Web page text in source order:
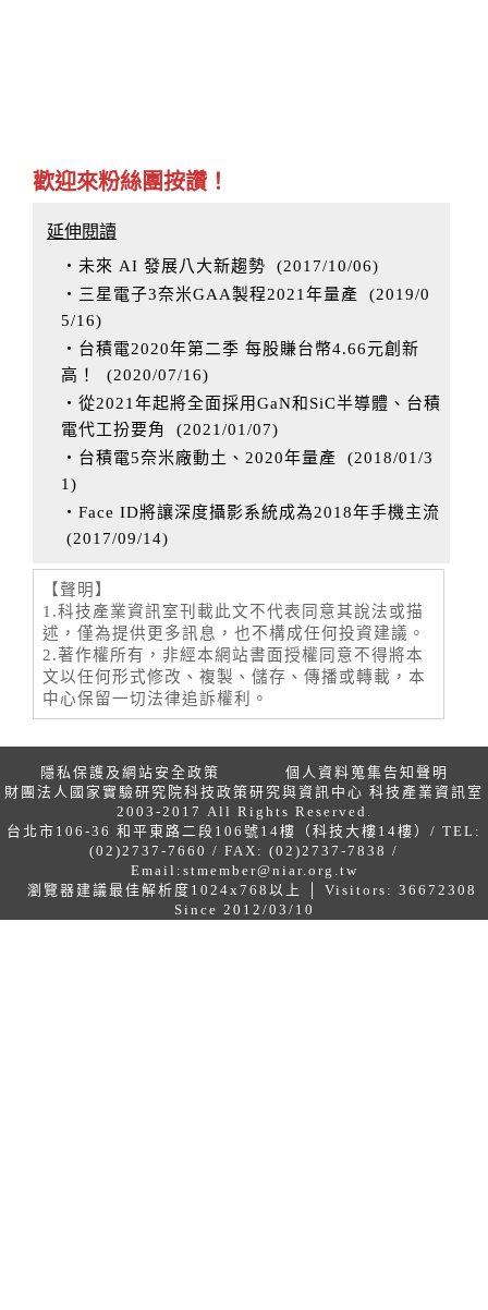
歡迎來粉絲團按讚！
延伸閱讀
‧未來 AI 發展八大新趨勢 (2017/10/06)
‧三星電子3奈米GAA製程2021年量產 (2019/0
5/16)
‧台積電2020年第二季 每股賺台幣4.66元創新
高！
(2020/07/16)
‧從2021年起將全面採用GaN和SiC半導體、台積
電代工扮要角
(2021/01/07)
‧台積電5奈米廠動土、2020年量產 (2018/01/3
1 )
‧Face ID將讓深度攝影系統成為2018年手機主流
(2017/09/14)
【聲明】
1.科技產業資訊室刊載此文不代表同意其說法或描
述，僅為提供更多訊息，也不構成任何投資建議。
2.著作權所有，非經本網站書面授權同意不得將本
文以任何形式修改、複製、儲存、傳播或轉載，本
中心保留一切法律追訴權利。
隱私保護及網站安全政策
個人資料蒐集告知聲明
財團法人國家實驗研究院科技政策研究與資訊中心 科技產業資訊室
2003-2017 All Rights Reserved.
台北市106-36 和平東路二段106號14樓（科技大樓14樓）/ TEL:
(02)2737-7660 / FAX: (02)2737-7838 /
Email: stmember@niar.org.tw
瀏覽器建議最佳解析度1024x768以上 │ Visitors: 36672308
Since 2012/03/10